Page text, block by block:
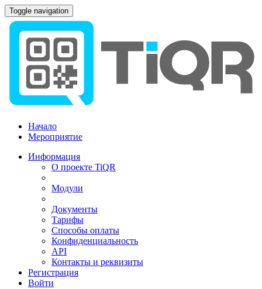
Toggle navigation
Начало
Мероприятие
Информация
О проекте TiQR
Модули
Документы
Тарифы
Способы оплаты
Конфиденциальность
API
Контакты и реквизиты
Регистрация
Войти